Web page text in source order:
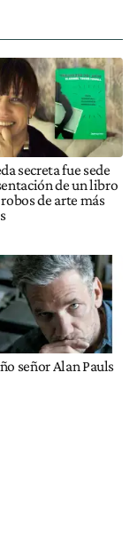
secreta fue sede
de un libro
de arte más
señor Alan Pauls